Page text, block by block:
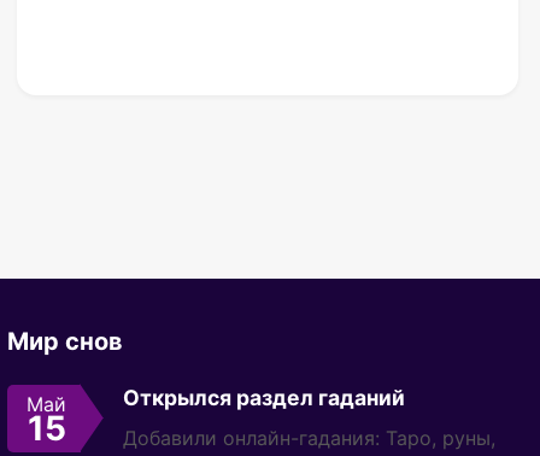
Мир снов
Май
15
Открылся раздел гаданий
Добавили онлайн-гадания: Таро, руны,